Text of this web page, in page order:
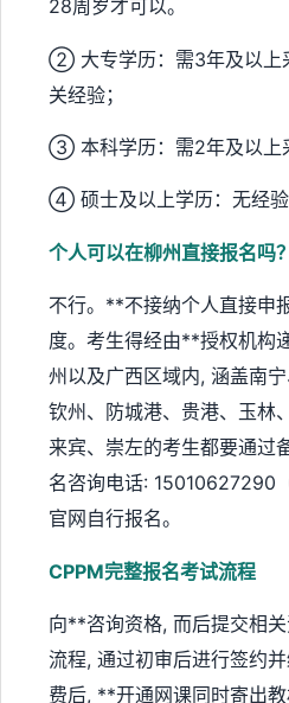
28周岁才可以。
② 大专学历：需3年及以上
关经验；
③ 本科学历：需2年及以上
④ 硕士及以上学历：无经验
个人可以在柳州直接报名吗？
不行。**不接纳个人直接申
度。考生得经由**授权机构
州以及广西区域内, 涵盖南宁
钦州、防城港、贵港、玉林
来宾、崇左的考生都要通过
名咨询电话: 15010627290
官网自行报名。
CPPM完整报名考试流程
向**咨询资格, 而后提交相
流程, 通过初审后进行签约
费后, **开通网课同时寄出